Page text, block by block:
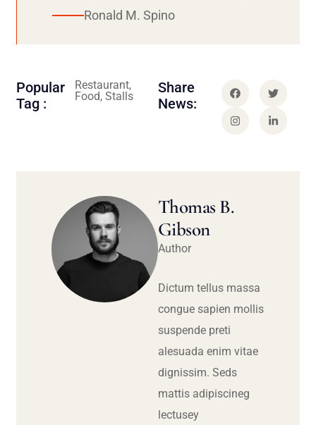
Ronald M. Spino
Popular
Tag :
Restaurant,
Food, Stalls
Share
News:
Thomas B.
Gibson
Author
Dictum tellus massa
congue sapien mollis
suspende preti
alesuada enim vitae
dignissim. Seds
mattis adipiscineg
lectusey